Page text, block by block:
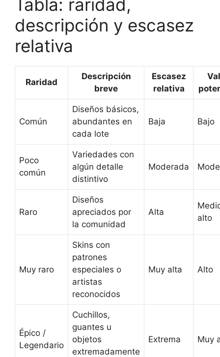
Tabla: raridad,
descripción y escasez
relativa
Raridad
Descripción
breve
Escasez
relativa
Común
Diseños básicos,
abundantes en
cada lote
Baja Bajo
Poco
común
Variedades con
algún detalle
distintivo
Moderada
Raro
Diseños
apreciados por
la comunidad
Alta
alto
Muy raro
Skins con
patrones
especiales o
artistas
reconocidos
Muy alta Alto
Épico /
Legendario
Cuchillos,
guantes u
objetos
extremadamente
Extrema Muy